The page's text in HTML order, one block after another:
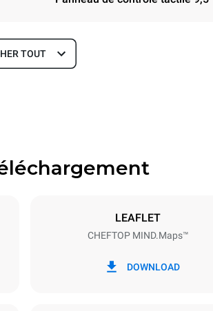
Profondeur
Taille de la plaque
TOUT
LEAFLET
CHEFTOP MIND.Maps™
DOWNLOAD